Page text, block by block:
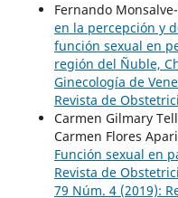
Fernando
en la percepción y
función sexual en
región del Ñuble,
Ginecología de
Revista de
Carmen Gilmary
Carmen Flores
Función sexual en
Revista de
79 Núm. 4 (2019):